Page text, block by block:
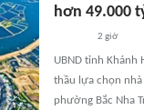
hơn 49.000
2 giờ
UBND tỉnh Khánh
thầu lựa chọn
phường Bắc Nha